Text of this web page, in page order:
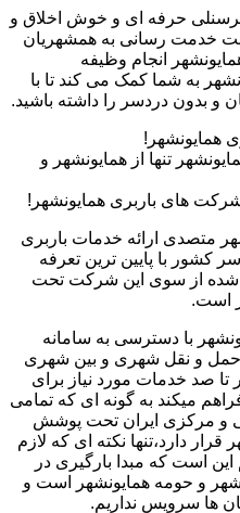
پرسنلی حرفه ای و خوش اخلاق و
خدمت رسانی به همشهریان
انجام وظیفه
به شما کمک می کند تا با
بدون دردسر را داشته باشید.
همایونشهر!
تنها از همایونشهر و
شرکت های باربری همایونشهر!
متصدی ارائه خدمات باربری
کشور با پایین ترین تعرفه
شده از سوی این شرکت تحت
است.
با دسترسی به سامانه
حمل و نقل شهری و بین شهری
تا صد خدمات مورد نیاز برای
میکند به گونه ای که تمامی
و مرکزی ایران تحت پوشش
دارد،تنها نکته ای که لازم
است که مبدا بارگیری در
و حومه همایونشهر است و
ها سرویس نداریم.